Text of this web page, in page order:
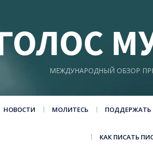
МЕЖДУНАРОДНЫЙ ОБЗОР
НОВОСТИ МОЛИТЕСЬ ПОДДЕРЖАТЬ
КАК ПИСАТЬ